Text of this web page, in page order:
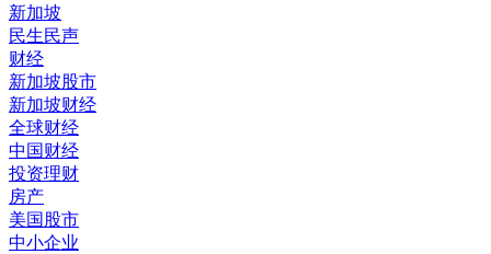
新加坡
民生民声
财经
新加坡股市
新加坡财经
全球财经
中国财经
投资理财
房产
美国股市
中小企业